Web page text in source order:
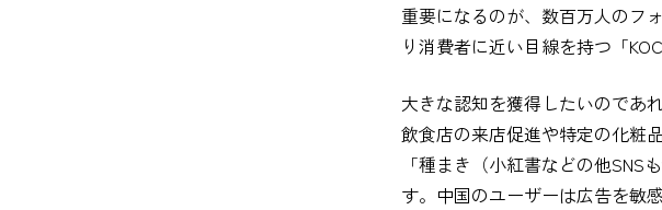
重要になるのが、数百万人のフ
り消費者に近い目線を持つ「
大きな認知を獲得したいのであ
飲食店の来店促進や特定の化粧
「種まき（小紅書などの他
す。中国のユーザーは広告を敏